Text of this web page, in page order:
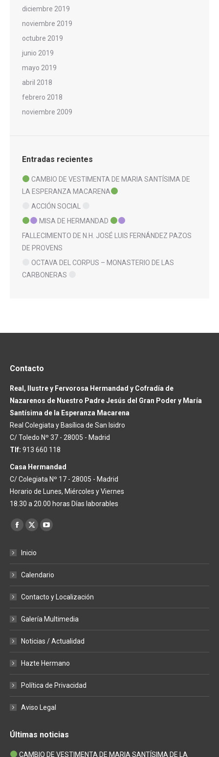
diciembre 2019
noviembre 2019
octubre 2019
junio 2019
mayo 2019
abril 2018
febrero 2018
noviembre 2009
Entradas recientes
CAMBIO DE VESTIMENTA DE MARIA SANTÍSIMA DE
LA ESPERANZA MACARENA
ACCIÓN SOCIAL
MISA DE HERMANDAD
FALLECIMIENTO DE N.H. JOSÉ LUIS FERNÁNDEZ PAZOS
DE PROVENS
OCTAVA DEL CORPUS – MONASTERIO DE LAS
CARBONERAS
Contacto
Real, Ilustre y Fervorosa Hermandad y Cofradía de
Nazarenos de Nuestro Padre Jesús del Gran Poder y María
Santísima de la Esperanza Macarena
Real Colegiata y Basílica de San Isidro
C/ Toledo Nº 37 - 28005 - Madrid
Tlf: 913 660 118
Casa Hermandad
C/ Colegiata Nº 17 - 28005 - Madrid
Horario de Lunes, Miércoles y Viernes
18.30 a 20.00 horas Días laborables
Encuéntranos en:
Facebook
opens
window
X
opens
window
YouTube
window
Inicio
Calendario
Contacto y Localización
Galería Multimedia
Noticias / Actualidad
Hazte Hermano
Política de Privacidad
Aviso Legal
Últimas noticias
CAMBIO DE VESTIMENTA DE MARIA SANTÍSIMA DE LA